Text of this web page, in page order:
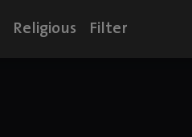
Religious Filter